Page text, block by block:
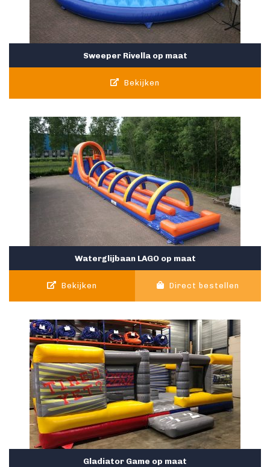
Sweeper Rivella op maat
Bekijken
Waterglijbaan LAGO op maat
Bekijken Direct bestellen
Gladiator Game op maat